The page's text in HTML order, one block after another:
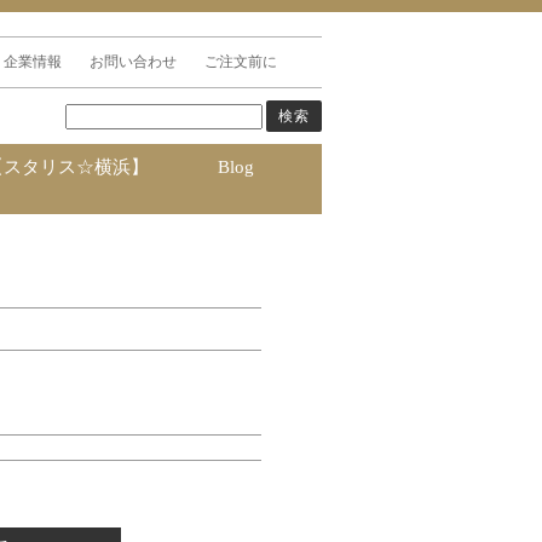
企業情報 お問い合わせ ご注文前に
タリス☆横浜】 Blog